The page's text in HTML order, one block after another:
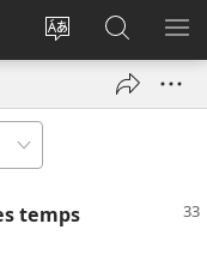
Changer
langue
Se
connecter
nouvelle
sur
JW.ORG
temps